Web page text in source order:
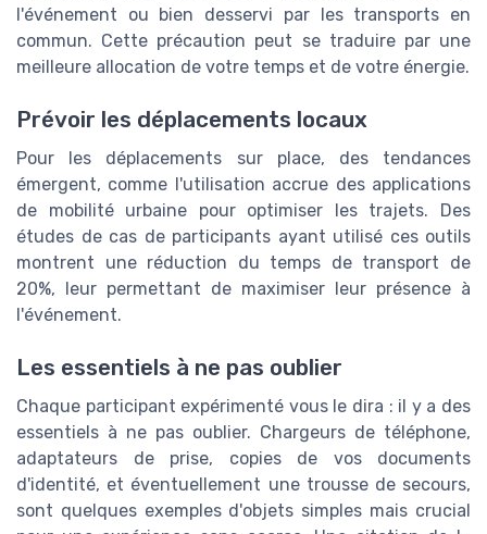
l'événement ou bien desservi par les transports en
commun. Cette précaution peut se traduire par une
meilleure allocation de votre temps et de votre énergie.
Prévoir les déplacements locaux
Pour les déplacements sur place, des tendances
émergent, comme l'utilisation accrue des applications
de mobilité urbaine pour optimiser les trajets. Des
études de cas de participants ayant utilisé ces outils
montrent une réduction du temps de transport de
20%, leur permettant de maximiser leur présence à
l'événement.
Les essentiels à ne pas oublier
Chaque participant expérimenté vous le dira : il y a des
essentiels à ne pas oublier. Chargeurs de téléphone,
adaptateurs de prise, copies de vos documents
d'identité, et éventuellement une trousse de secours,
sont quelques exemples d'objets simples mais crucial